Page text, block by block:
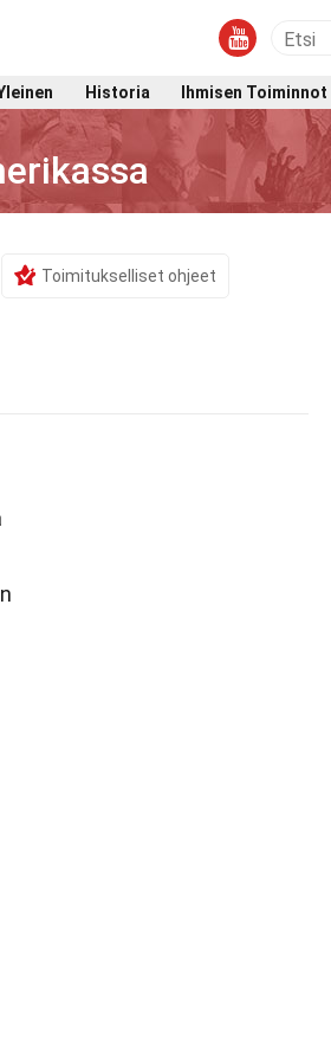
Historia Ihmisen Toiminnot
Toimitukselliset ohjeet